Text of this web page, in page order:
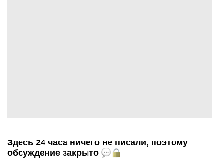
Здесь 24 часа ничего не писали, поэтому
обсуждение закрыто